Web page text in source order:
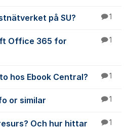
på SU? 1
Office 365 for
1
hos Ebook Central? 1
or similar 1
Och hur hittar
1